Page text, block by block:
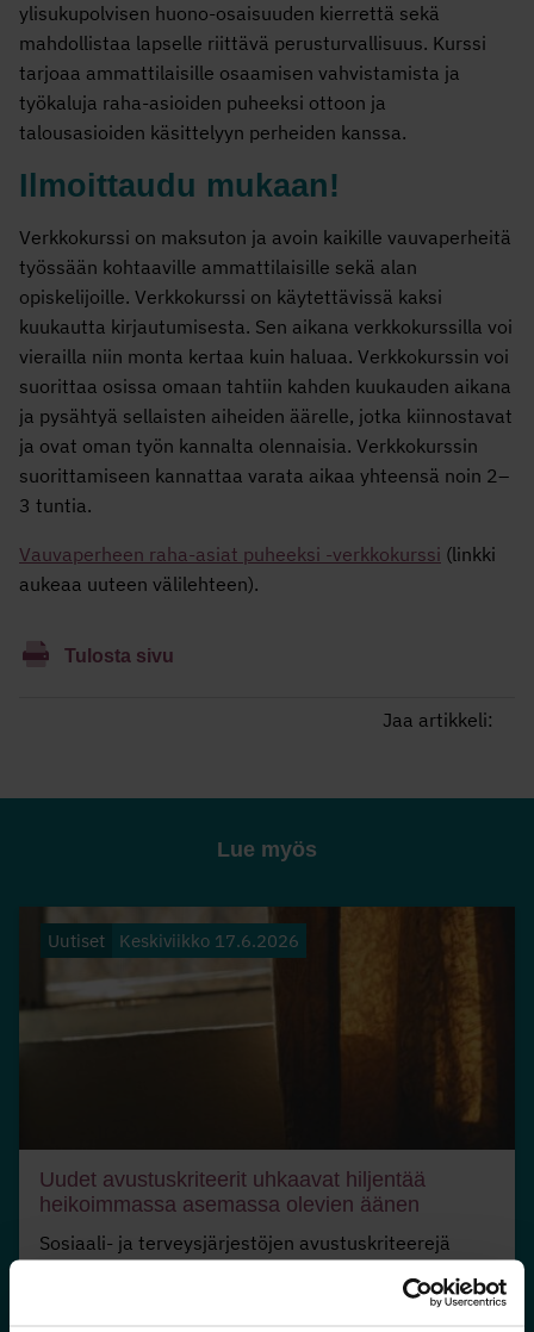
ylisukupolvisen huono-osaisuuden kierrettä sekä
mahdollistaa lapselle riittävä perusturvallisuus. Kurssi
tarjoaa ammattilaisille osaamisen vahvistamista ja
työkaluja raha-asioiden puheeksi ottoon ja
talousasioiden käsittelyyn perheiden kanssa.
Ilmoittaudu mukaan!
Verkkokurssi on maksuton ja avoin kaikille vauvaperheitä
työssään kohtaaville ammattilaisille sekä alan
opiskelijoille. Verkkokurssi on käytettävissä kaksi
kuukautta kirjautumisesta. Sen aikana verkkokurssilla voi
vierailla niin monta kertaa kuin haluaa. Verkkokurssin voi
suorittaa osissa omaan tahtiin kahden kuukauden aikana
ja pysähtyä sellaisten aiheiden äärelle, jotka kiinnostavat
ja ovat oman työn kannalta olennaisia. Verkkokurssin
suorittamiseen kannattaa varata aikaa yhteensä noin 2–
3 tuntia.
Vauvaperheen raha-asiat puheeksi -verkkokurssi (linkki
aukeaa uuteen välilehteen).
Tulosta sivu
Jaa artikkeli:
Lue myös
Uutiset Keskiviikko 17.6.2026
Uudet avustuskriteerit uhkaavat hiljentää
heikoimmassa asemassa olevien äänen
Sosiaali- ja terveysjärjestöjen avustuskriteerejä
ollaan tiukentamassa vuodelle 2027. Uudet
avustuskriteerit ovat herättäneet järjestökentällä